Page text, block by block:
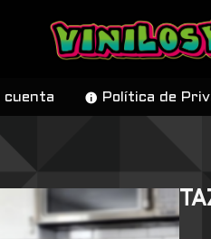
cuenta Política de